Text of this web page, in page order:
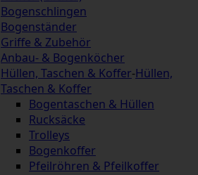
Bogenschlingen
Bogenständer
Griffe & Zubehör
Anbau- & Bogenköcher
Hüllen, Taschen & Koffer-Hüllen,
Taschen & Koffer
Bogentaschen & Hüllen
Rucksäcke
Trolleys
Bogenkoffer
Pfeilröhren & Pfeilkoffer